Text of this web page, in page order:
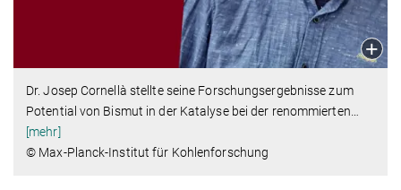
Dr. Josep Cornellà stellte seine Forschungsergebnisse zum
Potential von Bismut in der Katalyse bei der renommierten
[mehr]
© Max-Planck-Institut für Kohlenforschung